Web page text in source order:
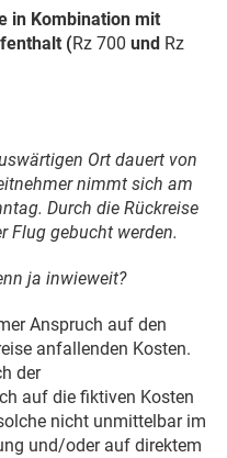
in Kombination mit
(Rz 700 und Rz
Ort dauert von
nimmt sich am
Durch die Rückreise
Flug gebucht werden.
ja inwieweit?
Anspruch auf den
anfallenden Kosten.
der
auf die fiktiven Kosten
nicht unmittelbar im
und/oder auf direktem